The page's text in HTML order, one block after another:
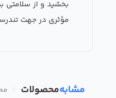
مؤثری در جهت
مشابهمحصولات